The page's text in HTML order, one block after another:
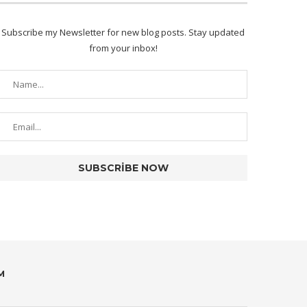
Subscribe my Newsletter for new blog posts. Stay updated
from your inbox!